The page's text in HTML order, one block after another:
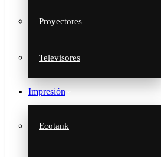
Proyectores
Televisores
Impresión
Ecotank